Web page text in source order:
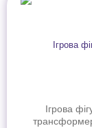
Ігрова